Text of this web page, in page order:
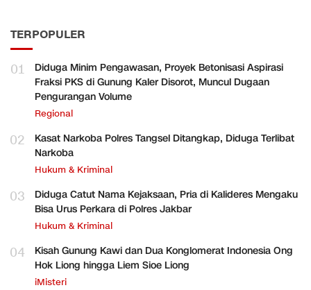
TERPOPULER
01
Diduga Minim Pengawasan, Proyek Betonisasi Aspirasi
Fraksi PKS di Gunung Kaler Disorot, Muncul Dugaan
Pengurangan Volume
Regional
02
Kasat Narkoba Polres Tangsel Ditangkap, Diduga Terlibat
Narkoba
Hukum & Kriminal
03
Diduga Catut Nama Kejaksaan, Pria di Kalideres Mengaku
Bisa Urus Perkara di Polres Jakbar
Hukum & Kriminal
04
Kisah Gunung Kawi dan Dua Konglomerat Indonesia Ong
Hok Liong hingga Liem Sioe Liong
iMisteri